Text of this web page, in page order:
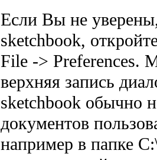
Если Вы не
sketchbook,
File -> Preferences.
верхняя запись
sketchbook обычно
документов
например в папке